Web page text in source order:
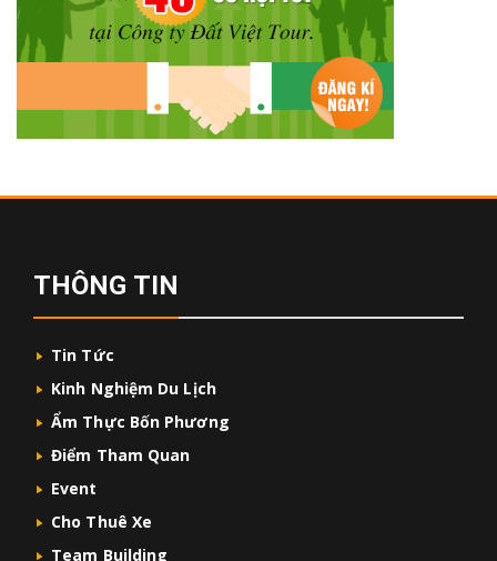
THÔNG TIN
Tin Tức
Kinh Nghiệm Du Lịch
Ẩm Thực Bốn Phương
Điểm Tham Quan
Event
Cho Thuê Xe
Team Building